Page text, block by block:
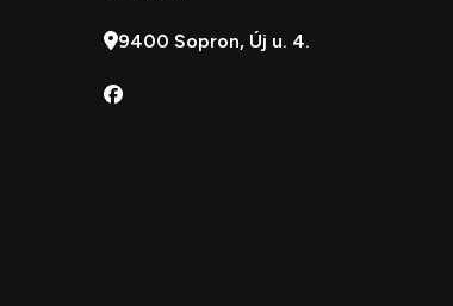
9400 Sopron, Új u. 4.